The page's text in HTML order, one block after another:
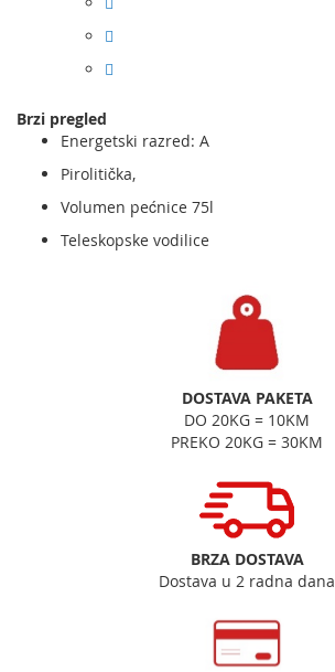
Brzi pregled
Energetski razred: A
Pirolitička,
Volumen pećnice 75l
Teleskopske vodilice
DOSTAVA PAKETA
DO 20KG = 10KM
PREKO 20KG = 30KM
BRZA DOSTAVA
Dostava u 2 radna dana